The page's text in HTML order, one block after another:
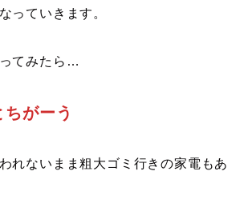
っていきます。
てみたら…
がーう
れないまま粗大ゴミ行きの家電もあ